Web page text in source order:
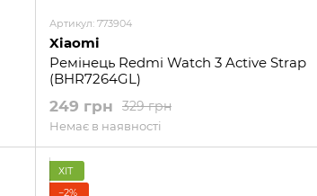
Артикул: 773904
Xiaomi
Ремінець Redmi Watch 3 Active Strap
(BHR7264GL)
329 грн
249 грн
Немає в наявності
ХІТ
−2%